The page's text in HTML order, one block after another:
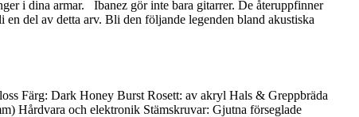
i dina armar. Ibanez gör inte bara gitarrer. De återuppfinner
del av detta arv. Bli den följande legenden bland akustiska
Färg: Dark Honey Burst Rosett: av akryl Hals & Greppbräda
Hårdvara och elektronik Stämskruvar: Gjutna förseglade